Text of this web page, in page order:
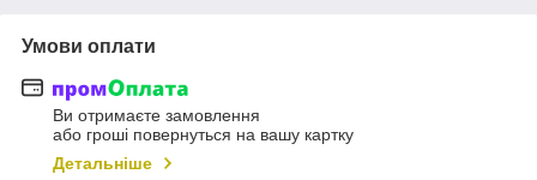
Умови оплати
Ви отримаєте замовлення
або гроші повернуться на вашу картку
Детальніше